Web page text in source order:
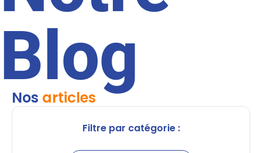
Blog
Nos articles
Filtre par catégorie :